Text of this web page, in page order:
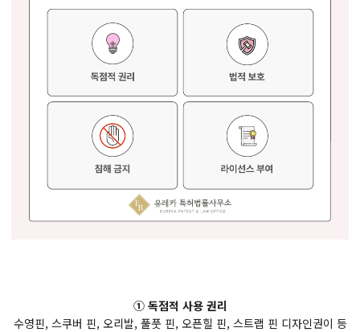
① 독점적 사용 권리
수영핀, 스쿠버 핀, 오리발, 풀풋 핀, 오픈힐 핀, 스트랩 핀 디자인권이 등